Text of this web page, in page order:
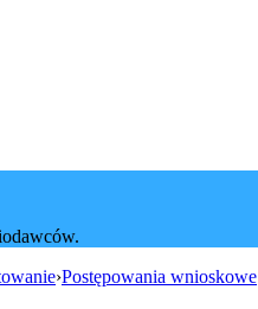
›Postępowania wnioskowe